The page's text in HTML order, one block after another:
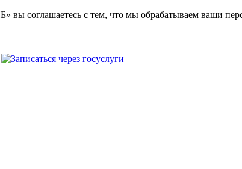
соглашаетесь с тем, что мы обрабатываем ваши